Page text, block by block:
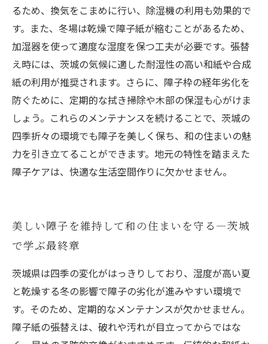
るため、換気をこまめに行い、除湿機の利用も効果的で
す。また、冬場は乾燥で障子紙が縮むことがあるため、
加湿器を使って適度な湿度を保つ工夫が必要です。張替
え時には、茨城の気候に適した耐湿性の高い和紙や合成
紙の利用が推奨されます。さらに、障子枠の経年劣化を
防ぐために、定期的な拭き掃除や木部の保湿も心がけま
しょう。これらのメンテナンスを続けることで、茨城の
四季折々の環境でも障子を美しく保ち、和の住まいの魅
力を引き立てることができます。地元の特性を踏まえた
障子ケアは、快適な生活空間作りに欠かせません。
美しい障子を維持して和の住まいを守る―茨城
で学ぶ最終章
茨城県は四季の変化がはっきりしており、湿度が高い夏
と乾燥する冬の影響で障子の劣化が進みやすい環境で
す。そのため、定期的なメンテナンスが欠かせません。
障子紙の張替えは、破れや汚れが目立ってからではな